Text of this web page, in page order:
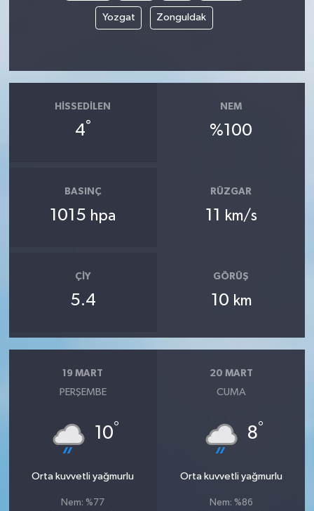
Yozgat Zonguldak
HISSEDILEN
4°
NEM
%100
BASINÇ
1015 hpa
RÜZGAR
11 km/s
ÇIY
5.4
GÖRÜŞ
10 km
19 MART
PERŞEMBE
10°
Orta kuvvetli yağmurlu
Nem: %77
20 MART
CUMA
8°
Orta kuvvetli yağmurlu
Nem: %86